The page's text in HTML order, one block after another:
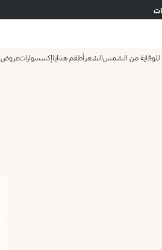
للوقاية من الشمسالشعر أطقم هداياإكسسواراتعروض